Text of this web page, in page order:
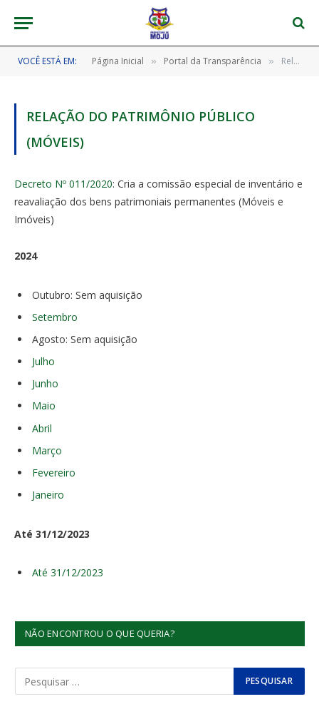
VOCÊ ESTÁ EM: Página Inicial » Portal da Transparência » Relação do Patrimônio Público (MÓVEIS)
RELAÇÃO DO PATRIMÔNIO PÚBLICO
(MÓVEIS)
Decreto Nº 011/2020: Cria a comissão especial de inventário e
reavaliação dos bens patrimoniais permanentes (Móveis e
Imóveis)
2024
Outubro: Sem aquisição
Setembro
Agosto: Sem aquisição
Julho
Junho
Maio
Abril
Março
Fevereiro
Janeiro
Até 31/12/2023
Até 31/12/2023
NÃO ENCONTROU O QUE QUERIA?